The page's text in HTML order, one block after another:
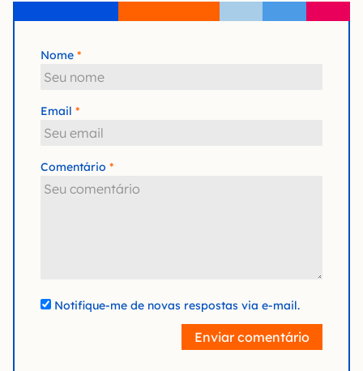
Nome
Email
Comentário
Notifique-me de novas respostas via e-mail.
Enviar comentário